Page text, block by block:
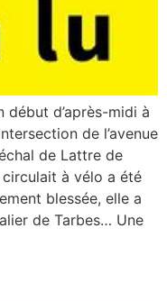
d’après-midi à
de l’avenue
de Lattre de
à vélo a été
blessée, elle a
de Tarbes… Une